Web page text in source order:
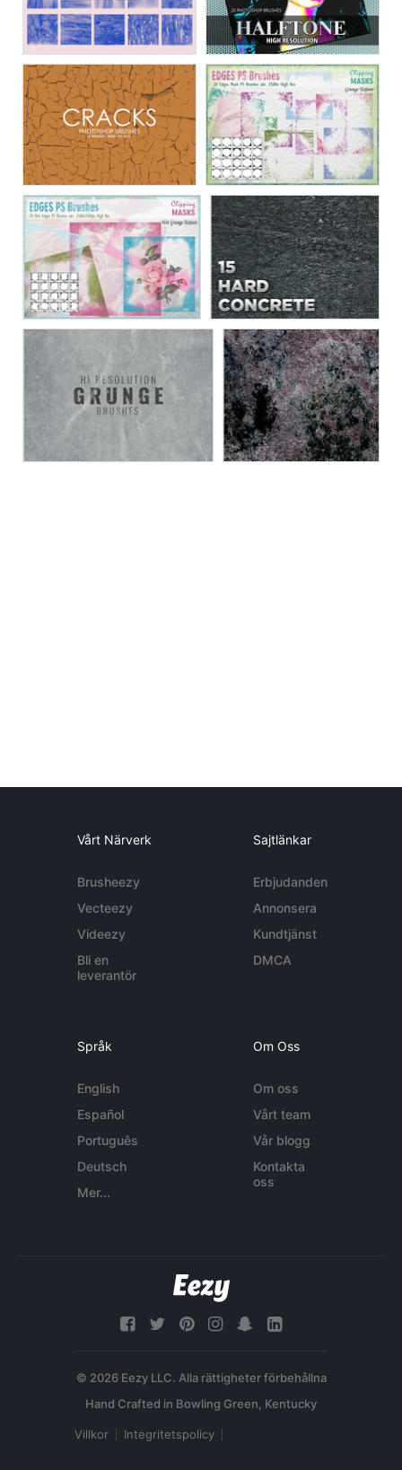
Vårt Närverk
Brusheezy
Vecteezy
Videezy
Bli en
leverantör
Sajtlänkar
Erbjudanden
Annonsera
Kundtjänst
DMCA
Språk
English
Español
Português
Deutsch
Mer...
Om Oss
Om oss
Vårt team
Vår blogg
Kontakta
oss
© 2026 Eezy LLC. Alla rättigheter förbehållna
Villkor Integritetspolicy